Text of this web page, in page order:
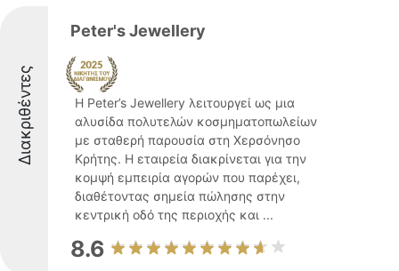
Διακριθέντες
Peter's Jewellery
Η Peter’s Jewellery λειτουργεί ως μια
αλυσίδα πολυτελών κοσμηματοπωλείων
με σταθερή παρουσία στη Χερσόνησο
Κρήτης. Η εταιρεία διακρίνεται για την
κομψή εμπειρία αγορών που παρέχει,
διαθέτοντας σημεία πώλησης στην
κεντρική οδό της περιοχής και ...
8.6